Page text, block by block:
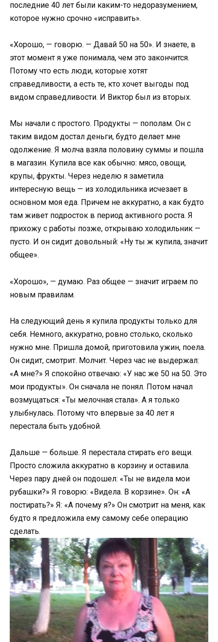
последние 40 лет были каким-то недоразумением,
которое нужно срочно «исправить».
«Хорошо, — говорю. — Давай 50 на 50». И знаете, в
этот момент я уже понимала, чем это закончится.
Потому что есть люди, которые хотят
справедливости, а есть те, кто хочет выгоды под
видом справедливости. И Виктор был из вторых.
Мы начали с простого. Продукты — пополам. Он с
таким видом достал деньги, будто делает мне
одолжение. Я молча взяла половину суммы и пошла
в магазин. Купила все как обычно: мясо, овощи,
крупы, фрукты. Через неделю я заметила
интересную вещь — из холодильника исчезает в
основном моя еда. Причем не аккуратно, а как будто
там живет подросток в период активного роста. Я
прихожу с работы позже, открываю холодильник —
пусто. И он сидит довольный: «Ну ты ж купила, значит
общее».
«Хорошо», — думаю. Раз общее — значит играем по
новым правилам.
На следующий день я купила продукты только для
себя. Немного, аккуратно, ровно столько, сколько
нужно мне. Пришла домой, приготовила ужин, поела.
Он сидит, смотрит. Молчит. Через час не выдержал:
«А мне?» Я спокойно отвечаю: «У нас же 50 на 50. Это
мои продукты». Он сначала не понял. Потом начал
возмущаться: «Ты мелочная стала». А я только
улыбнулась. Потому что впервые за 40 лет я
перестала быть удобной.
Дальше — больше. Я перестала стирать его вещи.
Просто сложила аккуратно в корзину и оставила.
Через пару дней он подошел: «Ты не видела мои
рубашки?» Я говорю: «Видела. В корзине». Он: «А
постирать?» Я: «А почему я?» Он смотрит на меня, как
будто я предложила ему самому себе операцию
сделать.